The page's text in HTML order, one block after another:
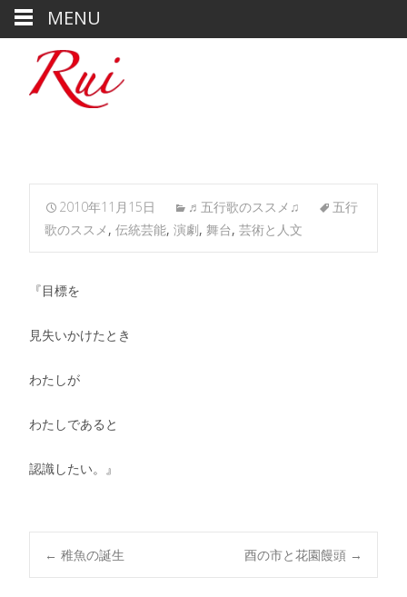
2010年11月15日 ♬五行歌のススメ♫
五行
歌のススメ , 伝統芸能, 演劇, 舞台, 芸術と人文
『目標を
見失いかけたとき
わたしが
わたしであると
認識したい。』
Post
← 稚魚の誕生 酉の市と花園饅頭 →
MENU